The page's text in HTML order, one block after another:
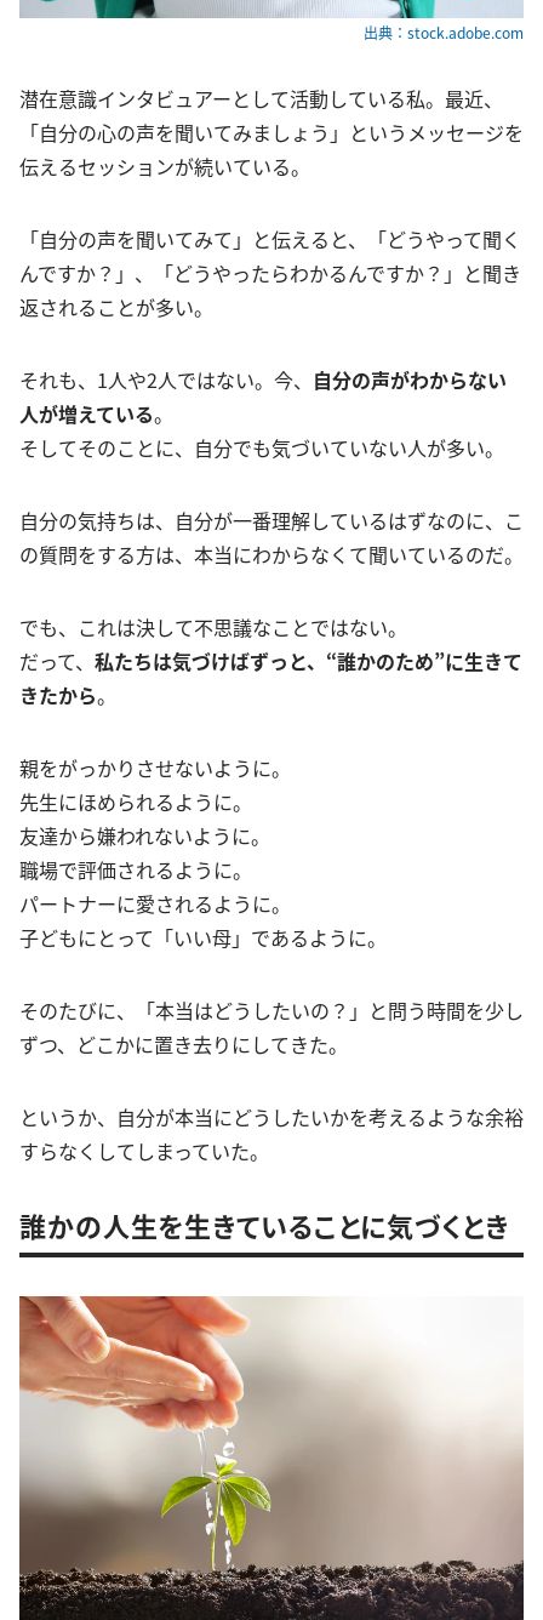
出典：stock.adobe.com
潜在意識インタビュアーとして活動している私。最近、
「自分の心の声を聞いてみましょう」というメッセージを
伝えるセッションが続いている。
「自分の声を聞いてみて」と伝えると、「どうやって聞く
んですか？」、「どうやったらわかるんですか？」と聞き
返されることが多い。
それも、1人や2人ではない。今、 自分の声がわからない
人が増えている。
そしてそのことに、自分でも気づいていない人が多い。
自分の気持ちは、自分が一番理解しているはずなのに、こ
の質問をする方は、本当にわからなくて聞いているのだ。
でも、これは決して不思議なことではない。
だって、 私たちは気づけばずっと、“誰かのため”に生きて
きたから。
親をがっかりさせないように。
先生にほめられるように。
友達から嫌われないように。
職場で評価されるように。
パートナーに愛されるように。
子どもにとって「いい母」であるように。
そのたびに、「本当はどうしたいの？」と問う時間を少し
ずつ、どこかに置き去りにしてきた。
というか、自分が本当にどうしたいかを考えるような余裕
すらなくしてしまっていた。
誰かの人生を生きていることに気づくとき